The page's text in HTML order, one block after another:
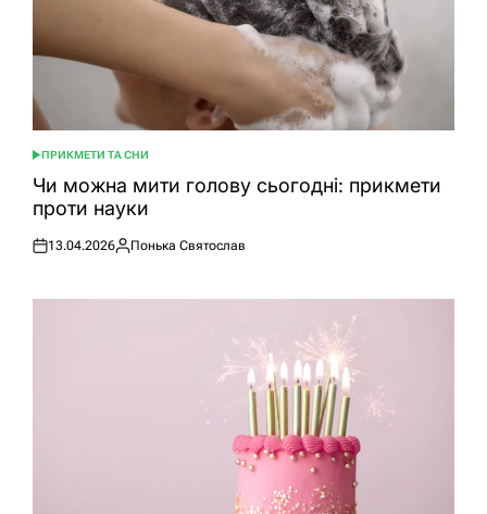
ОПУБЛІКУВАТИ
У
ПРИКМЕТИ ТА СНИ
Чи можна мити голову сьогодні: прикмети
проти науки
Оприлюднено
13.04.2026
Опубліковано
Понька Святослав